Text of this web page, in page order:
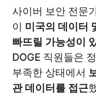
사이버 보안 전문
이 미국의 데이터
빠뜨릴 가능성이
DOGE 직원들은
부족한 상태에서
관 데이터를 접근